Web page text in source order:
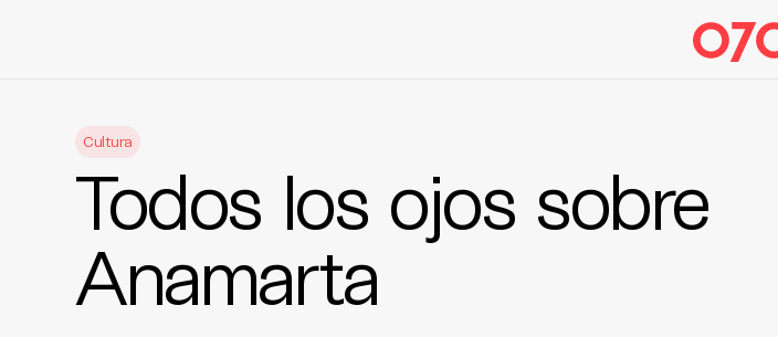
Cultura
Todos los ojos sobre
Anamarta